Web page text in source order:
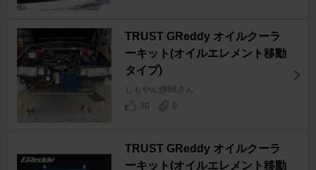
TRUST GReddy オイルクーラ
ーキット(オイルエレメント移動
タイプ)
しもやん@86さん
30
0
TRUST GReddy オイルクーラ
ーキット(オイルエレメント移動